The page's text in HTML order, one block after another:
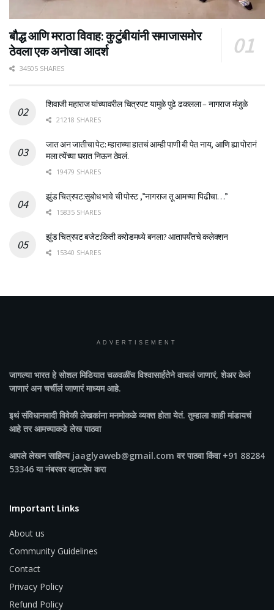
बौद्ध आणि मराठा विवाह: कुटुंबीयांनी समाजासमोर
ठेवला एक अनोखा आदर्श
34505 SHARES
शिवाजी महाराज यांच्यावरील चित्रपट यामुळे पुढे ढकलला – नागराज मंजुळे
21218 SHARES
जात अन जातीचा पेट: म्हाराच्या हातचं आम्ही पाणी बी पेत नाय, आणि ह्या पोरानं
मला त्येंच्या घरात निऊन ठेवलं.
19479 SHARES
झुंड चित्रपट:सुबोध भावे ची पोस्ट ,”नागराज तू आमच्या पिढीचा…”
15835 SHARES
झुंड चित्रपट बजेट:किती करोडमध्ये बनला? आतापर्यँतचे कलेक्शन
15340 SHARES
ADVERTISEMENT
जागल्या भारतहे सोशल मिडियात चळवळींच विश्वासार्हतेने वाचलं जाणारं, शेअर केलं
जाणारं अन चर्चीलं जाणारं माध्यम आहे.
इथं संविधानवादी विवेकी लेखकांना मनमोकळे व्यक्त होता येतं. तुम्हाला काही मांडायचं
आहे तर आमच्याकडे लेख पाठवा
आपले लेखन साहित्य jaaglyaweb@gmail.com वर पाठवा किंवा +91 88284
53346 या नंबरवर व्हाटसेप करा
Important Links
About us
Community Guidelines
Contact
Privacy Policy
Refund Policy